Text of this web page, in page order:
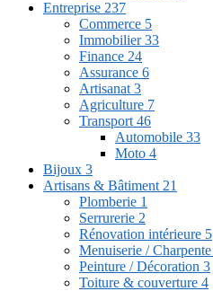
Entreprise 237
Commerce 5
Immobilier33
Finance 24
Assurance 6
Artisanat 3
Agriculture 7
Transport 46
Automobile 33
Moto 4
Bijoux 3
Artisans & Bâtiment 21
Plomberie 1
Serrurerie 2
Rénovation intérieure 5
Menuiserie / Charpente
Peinture / Décoration 3
Toiture & couverture 4